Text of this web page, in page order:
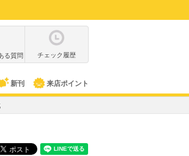
る質問 チェック履歴
新刊 来店ポイント